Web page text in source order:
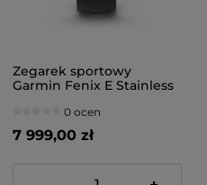
Zegarek sportowy
Garmin Fenix E Stainless
0 ocen
7 999,00 zł